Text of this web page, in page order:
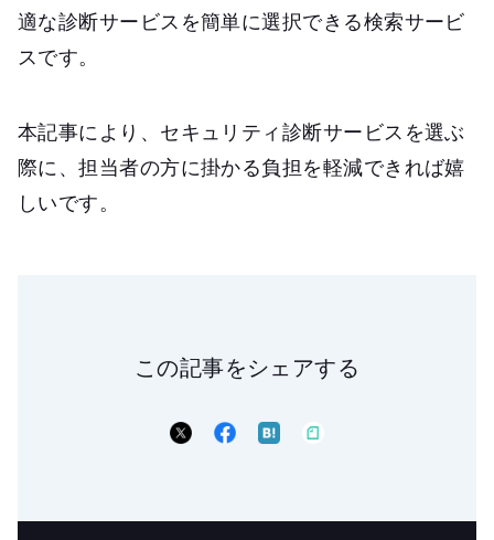
適な診断サービスを簡単に選択できる検索サービ
スです。
本記事により、セキュリティ診断サービスを選ぶ
際に、担当者の方に掛かる負担を軽減できれば嬉
しいです。
この記事をシェアする